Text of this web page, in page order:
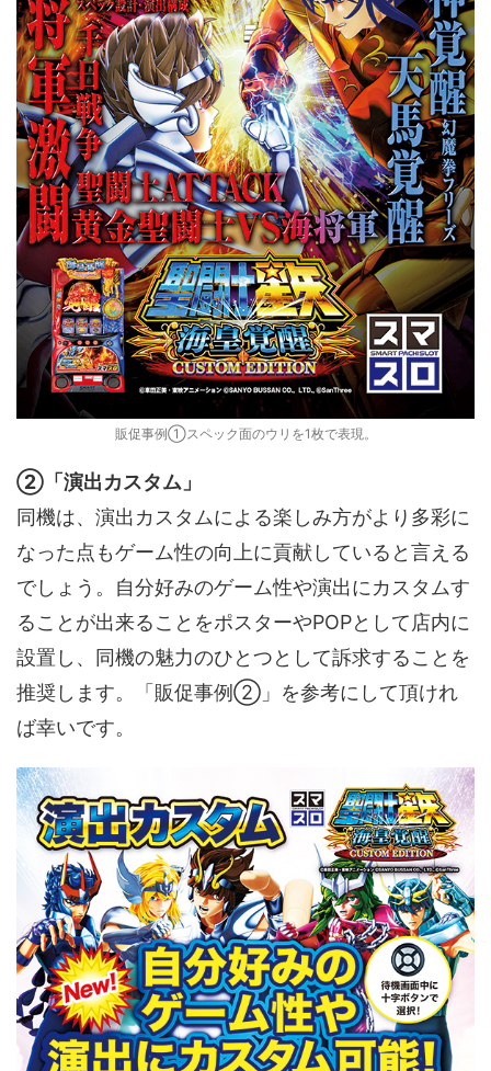
販促事例①スペック面のウリを1枚で表現。
②「演出カスタム」
同機は、演出カスタムによる楽しみ方がより多彩に
なった点もゲーム性の向上に貢献していると言える
でしょう。自分好みのゲーム性や演出にカスタムす
ることが出来ることをポスターやPOPとして店内に
設置し、同機の魅力のひとつとして訴求することを
推奨します。「販促事例②」を参考にして頂けれ
ば幸いです。